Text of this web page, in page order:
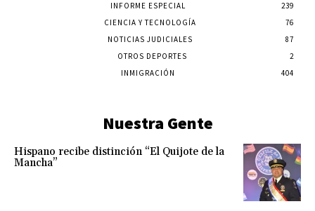
INFORME ESPECIAL
239
CIENCIA Y TECNOLOGÍA
76
NOTICIAS JUDICIALES
87
OTROS DEPORTES
2
INMIGRACIÓN
404
Nuestra Gente
Hispano recibe distinción “El Quijote de la
Mancha”